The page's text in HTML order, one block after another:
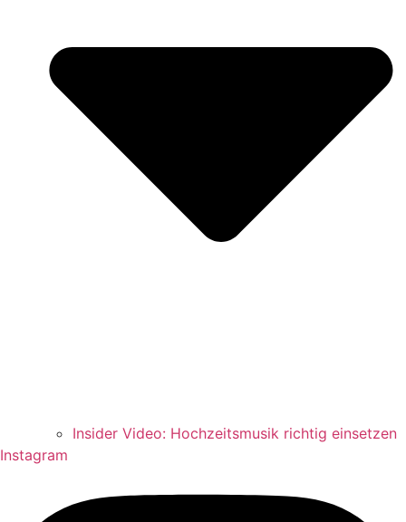
Insider Video: Hochzeitsmusik richtig einsetzen
Instagram